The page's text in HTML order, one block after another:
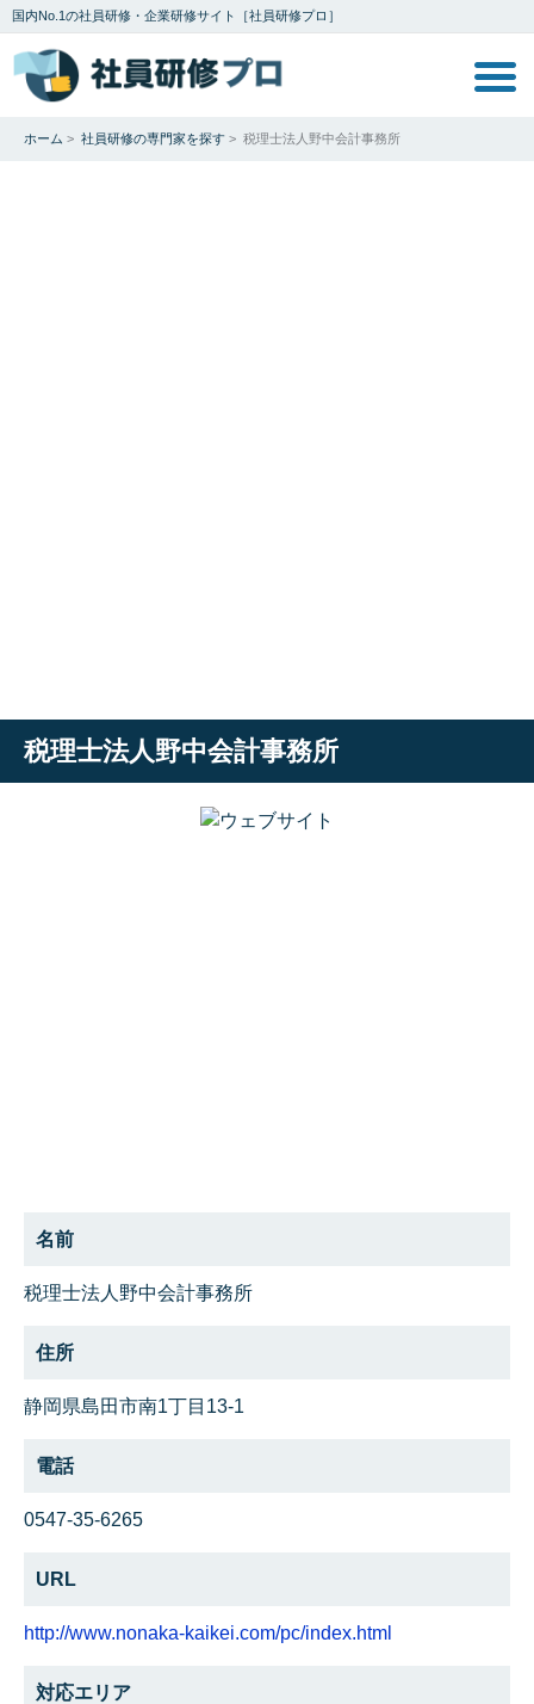
国内No.1の社員研修・企業研修サイト［社員研修プロ］
ホーム > 社員研修の専門家を探す > 税理士法人野中会計事務所
税理士法人野中会計事務所
名前
税理士法人野中会計事務所
住所
静岡県島田市南1丁目13-1
電話
0547-35-6265
URL
http://www.nonaka-kaikei.com/pc/index.html
対応エリア